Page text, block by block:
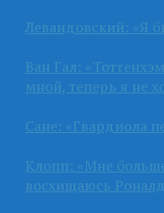
Левандовский: «Я
Ван Гал:
мной, теперь я не
Сане: «Гвардиола
Клопп: «Мне
восхищаюсь